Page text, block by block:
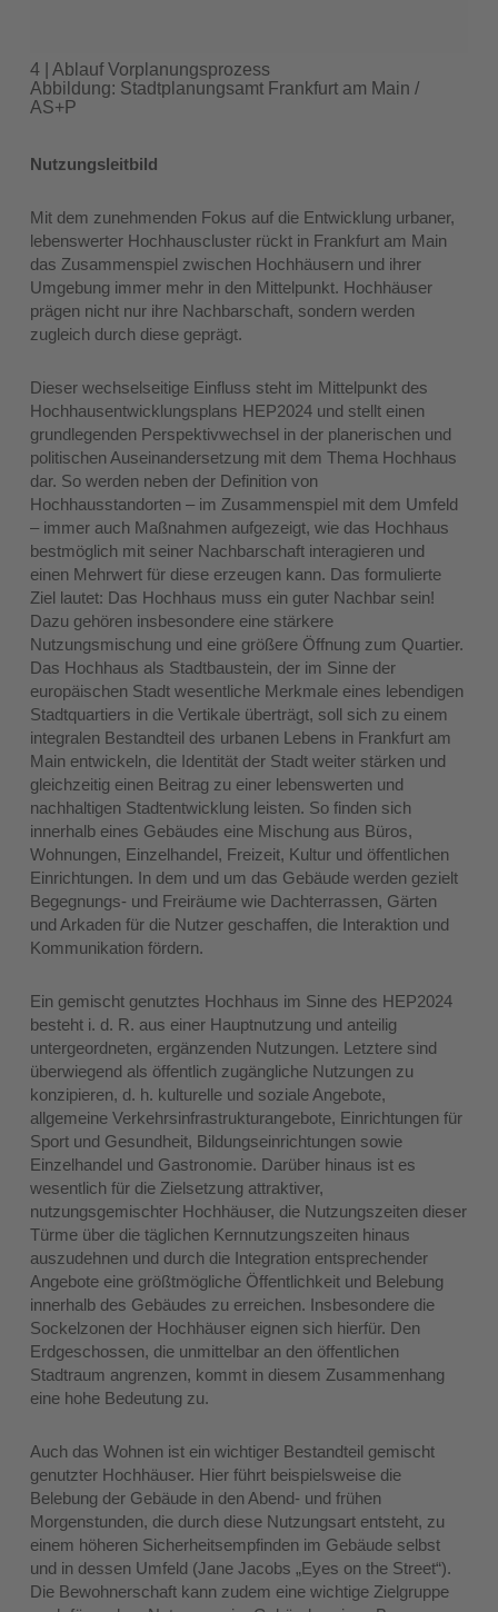
4 | Ablauf Vorplanungsprozess
Abbildung: Stadtplanungsamt Frankfurt am Main /
AS+P
Nutzungsleitbild
Mit dem zunehmenden Fokus auf die Entwicklung urbaner,
lebenswerter Hochhauscluster rückt in Frankfurt am Main
das Zusammenspiel zwischen Hochhäusern und ihrer
Umgebung immer mehr in den Mittelpunkt. Hochhäuser
prägen nicht nur ihre Nachbarschaft, sondern werden
zugleich durch diese geprägt.
Dieser wechselseitige Einfluss steht im Mittelpunkt des
Hochhausentwicklungsplans HEP2024 und stellt einen
grundlegenden Perspektivwechsel in der planerischen und
politischen Auseinandersetzung mit dem Thema Hochhaus
dar. So werden neben der Definition von
Hochhausstandorten – im Zusammenspiel mit dem Umfeld
– immer auch Maßnahmen aufgezeigt, wie das Hochhaus
bestmöglich mit seiner Nachbarschaft interagieren und
einen Mehrwert für diese erzeugen kann. Das formulierte
Ziel lautet: Das Hochhaus muss ein guter Nachbar sein!
Dazu gehören insbesondere eine stärkere
Nutzungsmischung und eine größere Öffnung zum Quartier.
Das Hochhaus als Stadtbaustein, der im Sinne der
europäischen Stadt wesentliche Merkmale eines lebendigen
Stadtquartiers in die Vertikale überträgt, soll sich zu einem
integralen Bestandteil des urbanen Lebens in Frankfurt am
Main entwickeln, die Identität der Stadt weiter stärken und
gleichzeitig einen Beitrag zu einer lebenswerten und
nachhaltigen Stadtentwicklung leisten. So finden sich
innerhalb eines Gebäudes eine Mischung aus Büros,
Wohnungen, Einzelhandel, Freizeit, Kultur und öffentlichen
Einrichtungen. In dem und um das Gebäude werden gezielt
Begegnungs- und Freiräume wie Dachterrassen, Gärten
und Arkaden für die Nutzer geschaffen, die Interaktion und
Kommunikation fördern.
Ein gemischt genutztes Hochhaus im Sinne des HEP2024
besteht i. d. R. aus einer Hauptnutzung und anteilig
untergeordneten, ergänzenden Nutzungen. Letztere sind
überwiegend als öffentlich zugängliche Nutzungen zu
konzipieren, d. h. kulturelle und soziale Angebote,
allgemeine Verkehrsinfrastrukturangebote, Einrichtungen für
Sport und Gesundheit, Bildungseinrichtungen sowie
Einzelhandel und Gastronomie. Darüber hinaus ist es
wesentlich für die Zielsetzung attraktiver,
nutzungsgemischter Hochhäuser, die Nutzungszeiten dieser
Türme über die täglichen Kernnutzungszeiten hinaus
auszudehnen und durch die Integration entsprechender
Angebote eine größtmögliche Öffentlichkeit und Belebung
innerhalb des Gebäudes zu erreichen. Insbesondere die
Sockelzonen der Hochhäuser eignen sich hierfür. Den
Erdgeschossen, die unmittelbar an den öffentlichen
Stadtraum angrenzen, kommt in diesem Zusammenhang
eine hohe Bedeutung zu.
Auch das Wohnen ist ein wichtiger Bestandteil gemischt
genutzter Hochhäuser. Hier führt beispielsweise die
Belebung der Gebäude in den Abend- und frühen
Morgenstunden, die durch diese Nutzungsart entsteht, zu
einem höheren Sicherheitsempfinden im Gebäude selbst
und in dessen Umfeld (Jane Jacobs „Eyes on the Street“).
Die Bewohnerschaft kann zudem eine wichtige Zielgruppe